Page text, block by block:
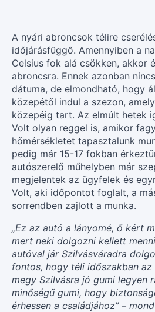
A nyári abroncsok télire
időjárásfüggő. Amennyiben a
Celsius fok alá csökken, akkor
abroncsra. Ennek azonban
dátuma, de elmondható, hogy
közepétől indul a szezon,
közepéig tart. Az elmúlt hetek
Volt olyan reggel is, amikor
hőmérsékletet tapasztalunk
pedig már 15-17 fokban
autószerelő műhelyben már
megjelentek az ügyfelek és
Volt, aki időpontot foglalt, a
sorrendben zajlott a munka.
„Ez az autó a lányomé, ő kért
mert neki dolgozni kellett
autóval jár Szilvásváradra
fontos, hogy téli időszakban
megy Szilvásra jó gumi legyen
minőségű gumi, hogy
érhessen a családjához” –